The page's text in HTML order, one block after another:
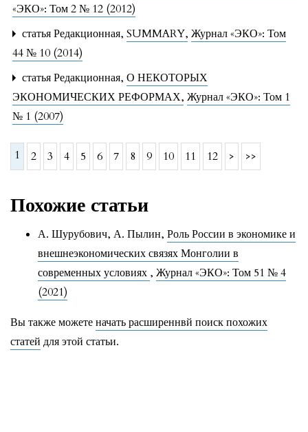
«ЭКО»: Том 2 № 12 (2012)
статья Редакционная, SUMMARY, Журнал «ЭКО»: Том
44 № 10 (2014)
статья Редакционная, О НЕКОТОРЫХ
ЭКОНОМИЧЕСКИХ РЕФОРМАХ, Журнал «ЭКО»: Том 1
№ 1 (2007)
1 2 3 4 5 6 7 8 9 10 11 12 > >>
Похожие статьи
А. Шурубович, А. Пылин, Роль России в экономике и
внешнеэкономических связях Монголии в
современных условиях , Журнал «ЭКО»: Том 51 № 4
(2021)
Вы также можетеначать расширеннвй поиск похожих
статей для этой статьи.